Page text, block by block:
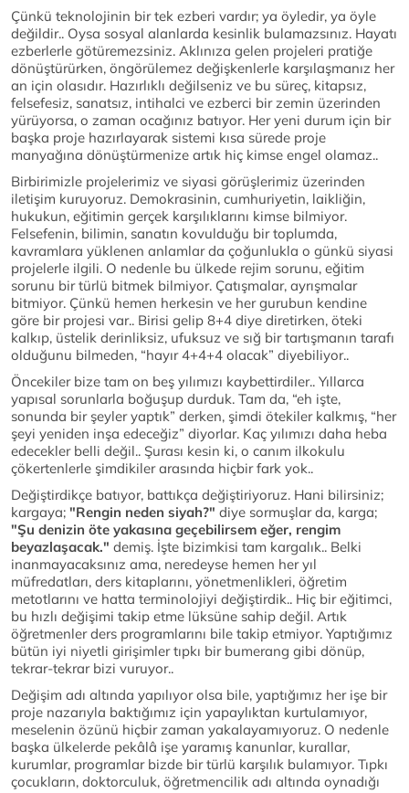
Çünkü teknolojinin bir tek ezberi vardır; ya öyledir, ya öyle
değildir.. Oysa sosyal alanlarda kesinlik bulamazsınız. Hayatı
ezberlerle götüremezsiniz. Aklınıza gelen projeleri pratiğe
dönüştürürken, öngörülemez değişkenlerle karşılaşmanız her
an için olasıdır. Hazırlıklı değilseniz ve bu süreç, kitapsız,
felsefesiz, sanatsız, intihalci ve ezberci bir zemin üzerinden
yürüyorsa, o zaman ocağınız batıyor. Her yeni durum için bir
başka proje hazırlayarak sistemi kısa sürede proje
manyağına dönüştürmenize artık hiç kimse engel olamaz..
Birbirimizle projelerimiz ve siyasi görüşlerimiz üzerinden
iletişim kuruyoruz. Demokrasinin, cumhuriyetin, laikliğin,
hukukun, eğitimin gerçek karşılıklarını kimse bilmiyor.
Felsefenin, bilimin, sanatın kovulduğu bir toplumda,
kavramlara yüklenen anlamlar da çoğunlukla o günkü siyasi
projelerle ilgili. O nedenle bu ülkede rejim sorunu, eğitim
sorunu bir türlü bitmek bilmiyor. Çatışmalar, ayrışmalar
bitmiyor. Çünkü hemen herkesin ve her gurubun kendine
göre bir projesi var.. Birisi gelip 8+4 diye diretirken, öteki
kalkıp, üstelik derinliksiz, ufuksuz ve sığ bir tartışmanın tarafı
olduğunu bilmeden, “hayır 4+4+4 olacak” diyebiliyor..
Öncekiler bize tam on beş yılımızı kaybettirdiler.. Yıllarca
yapısal sorunlarla boğuşup durduk. Tam da, “eh işte,
sonunda bir şeyler yaptık” derken, şimdi ötekiler kalkmış, “her
şeyi yeniden inşa edeceğiz” diyorlar. Kaç yılımızı daha heba
edecekler belli değil.. Şurası kesin ki, o canım ilkokulu
çökertenlerle şimdikiler arasında hiçbir fark yok..
Değiştirdikçe batıyor, battıkça değiştiriyoruz. Hani bilirsiniz;
kargaya; "Rengin neden siyah?" diye sormuşlar da, karga;
"Şu denizin öte yakasına geçebilirsem eğer, rengim
beyazlaşacak." demiş. İşte bizimkisi tam kargalık.. Belki
inanmayacaksınız ama, neredeyse hemen her yıl
müfredatları, ders kitaplarını, yönetmenlikleri, öğretim
metotlarını ve hatta terminolojiyi değiştirdik.. Hiç bir eğitimci,
bu hızlı değişimi takip etme lüksüne sahip değil. Artık
öğretmenler ders programlarını bile takip etmiyor. Yaptığımız
bütün iyi niyetli girişimler tıpkı bir bumerang gibi dönüp,
tekrar-tekrar bizi vuruyor..
Değişim adı altında yapılıyor olsa bile, yaptığımız her işe bir
proje nazarıyla baktığımız için yapaylıktan kurtulamıyor,
meselenin özünü hiçbir zaman yakalayamıyoruz. O nedenle
başka ülkelerde pekâlâ işe yaramış kanunlar, kurallar,
kurumlar, programlar bizde bir türlü karşılık bulamıyor. Tıpkı
çocukların, doktorculuk, öğretmencilik adı altında oynadığı